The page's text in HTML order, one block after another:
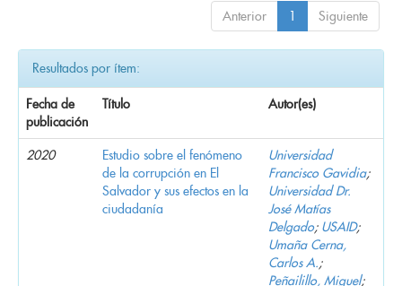
Anterior 1 Siguiente
Resultados por ítem:
Fecha de
publicación
Título Autor(es)
2020
Estudio sobre el fenómeno
de la corrupción en El
Salvador y sus efectos en la
ciudadanía
Universidad
Francisco Gavidia;
Universidad Dr.
José Matías
Delgado; USAID;
Umaña Cerna,
Carlos A.;
Peñailillo, Miguel;